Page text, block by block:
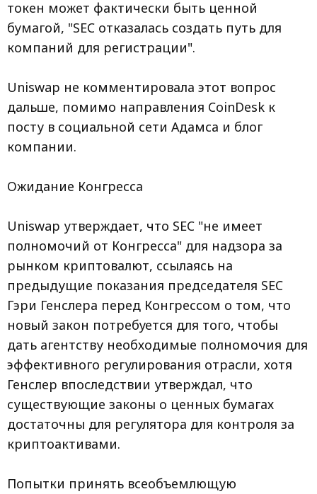
токен может фактически быть ценной
бумагой, "SEC отказалась создать путь для
компаний для регистрации".
Uniswap не комментировала этот вопрос
дальше, помимо направления CoinDesk к
посту в социальной сети Адамса и блог
компании.
Ожидание Конгресса
Uniswap утверждает, что SEC "не имеет
полномочий от Конгресса" для надзора за
рынком криптовалют, ссылаясь на
предыдущие показания председателя SEC
Гэри Генслера перед Конгрессом о том, что
новый закон потребуется для того, чтобы
дать агентству необходимые полномочия для
эффективного регулирования отрасли, хотя
Генслер впоследствии утверждал, что
существующие законы о ценных бумагах
достаточны для регулятора для контроля за
криптоактивами.
Попытки принять всеобъемлющую